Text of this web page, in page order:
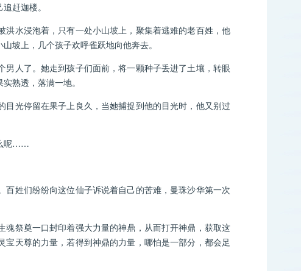
赶迦楼。
水浸泡着，只有一处小山坡上，聚集着逃难的老百姓，他
坡上，几个孩子欢呼雀跃地向他奔去。
人了。她走到孩子们面前，将一颗种子丢进了土壤，转眼
熟透，落满一地。
光停留在果子上良久，当她捕捉到他的目光时，他又别过
呢……
姓们纷纷向这位仙子诉说着自己的苦难，曼珠沙华第一次
祭奠一口封印着强大力量的神鼎，从而打开神鼎，获取这
天尊的力量，若得到神鼎的力量，哪怕是一部分，都会足